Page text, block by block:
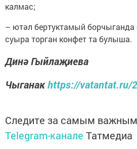
калмас;
– ютәл бертуктамый борчыганда
суыра торган конфет та булыша.
Динә Гыйлаҗиева
Чыганакhttps://vatantat.ru/
Следите за самым
Telegram-канале Татмедиа